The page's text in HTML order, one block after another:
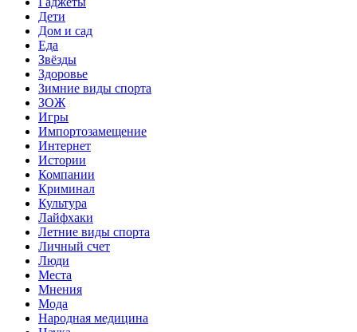
Дети
Дом и сад
Еда
Звёзды
Здоровье
Зимние виды спорта
ЗОЖ
Игры
Импортозамещение
Интернет
Истории
Компании
Криминал
Культура
Лайфхаки
Летние виды спорта
Личный счет
Люди
Места
Мнения
Мода
Народная медицина